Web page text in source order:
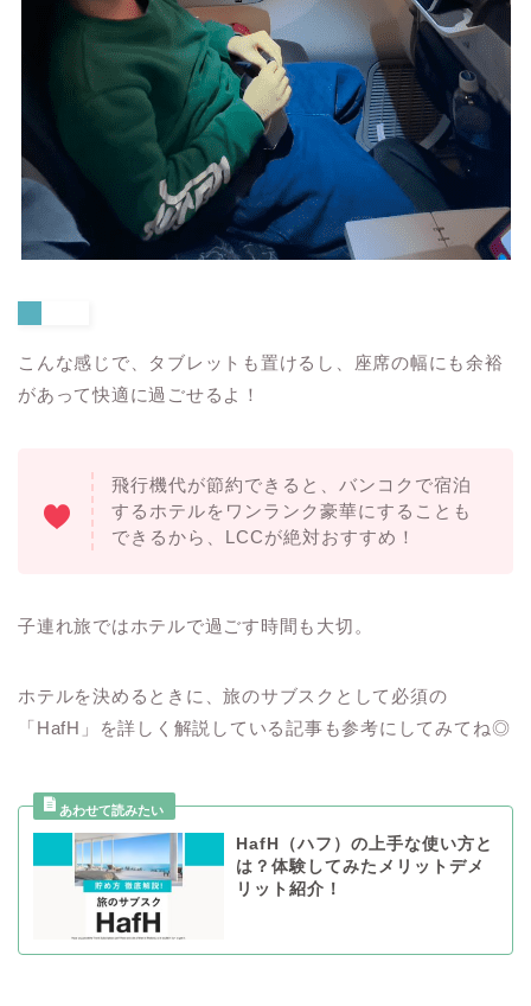
こんな感じで、タブレットも置けるし、座席の幅にも余裕
があって快適に過ごせるよ！
飛行機代が節約できると、バンコクで宿泊
するホテルをワンランク豪華にすることも
できるから、LCCが絶対おすすめ！
子連れ旅ではホテルで過ごす時間も大切。
ホテルを決めるときに、旅のサブスクとして必須の
「HafH」を詳しく解説している記事も参考にしてみてね◎
HafH（ハフ）の上手な使い方と
は？体験してみたメリットデメ
リット紹介！